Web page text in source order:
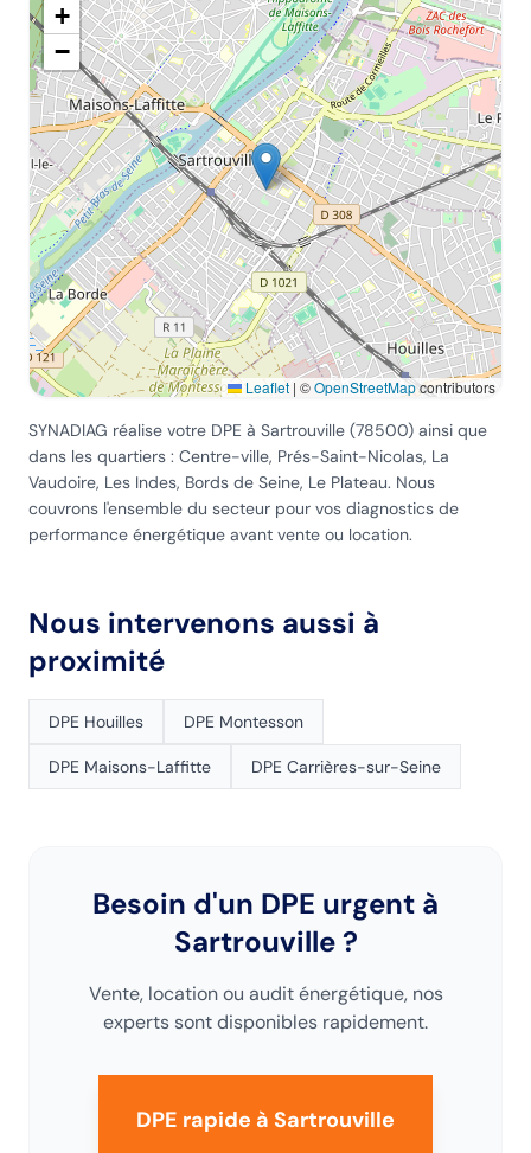
+
−
Leaflet | ©OpenStreetMapcontributors
SYNADIAG réalise votre DPE à Sartrouville (78500) ainsi que
dans les quartiers : Centre-ville, Prés-Saint-Nicolas, La
Vaudoire, Les Indes, Bords de Seine, Le Plateau. Nous
couvrons l'ensemble du secteur pour vos diagnostics de
performance énergétique avant vente ou location.
Nous intervenons aussi à
proximité
DPE Houilles DPE Montesson
DPE Maisons-Laffitte DPE Carrières-sur-Seine
Besoin d'un DPE urgent à
Sartrouville?
Vente, location ou audit énergétique, nos
experts sont disponibles rapidement.
DPE rapide à Sartrouville